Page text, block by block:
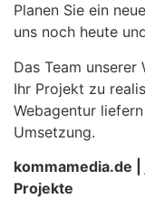
Planen Sie ein
uns noch heute
Das Team
Ihr Projekt zu
Webagentur
Umsetzung.
kommamedia.de |
Projekte